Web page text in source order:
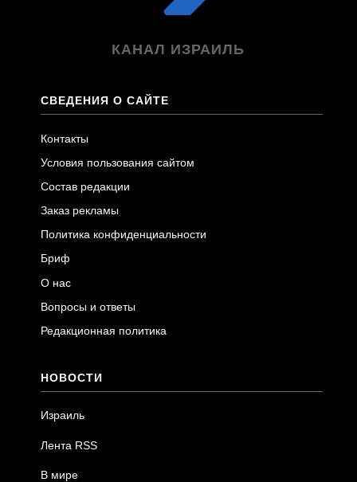
КАНАЛ ИЗРАИЛЬ
СВЕДЕНИЯ О САЙТЕ
Контакты
Условия пользования сайтом
Состав редакции
Заказ рекламы
Политика конфиденциальности
Бриф
О нас
Вопросы и ответы
Редакционная политика
НОВОСТИ
Израиль
Лента RSS
В мире